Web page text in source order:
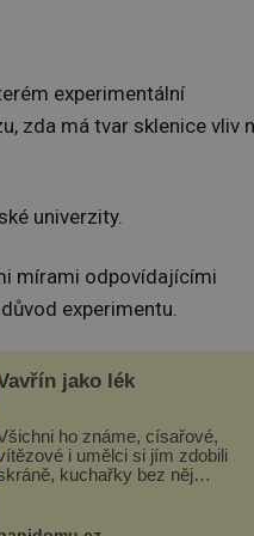
experimentální
zda má tvar sklenice vliv
univerzity.
mírami odpovídajícími
experimentu.
jako lék
ho známe, císařové,
i umělci si jím zdobili
kuchařky bez něj
některé naše neduhy.